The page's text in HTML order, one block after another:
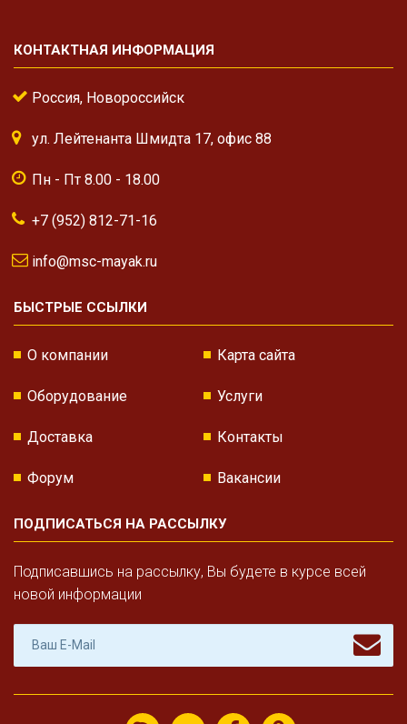
КОНТАКТНАЯ ИНФОРМАЦИЯ
Россия, Новороссийск
ул. Лейтенанта Шмидта 17, офис 88
Пн - Пт 8.00 - 18.00
+7 (952) 812-71-16
info@msc-mayak.ru
БЫСТРЫЕ ССЫЛКИ
О компании Карта сайта
Оборудование Услуги
Доставка Контакты
Форум Вакансии
ПОДПИСАТЬСЯ НА РАССЫЛКУ
Подписавшись на рассылку, Вы будете в курсе всей
новой информации